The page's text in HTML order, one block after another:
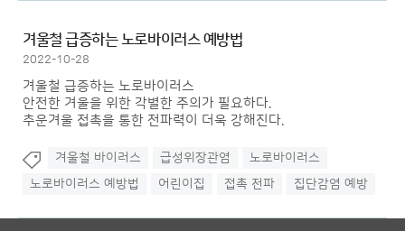
겨울철 급증하는 노로바이러스 예방법
2022-10-28
겨울철 급증하는 노로바이러스
안전한 겨울을 위한 각별한 주의가 필요하다.
추운겨울 접촉을 통한 전파력이 더욱 강해진다.
겨울철 바이러스 급성위장관염
노로바이러스
노로바이러스 예방법
어린이집 접촉 전파 집단감염 예방